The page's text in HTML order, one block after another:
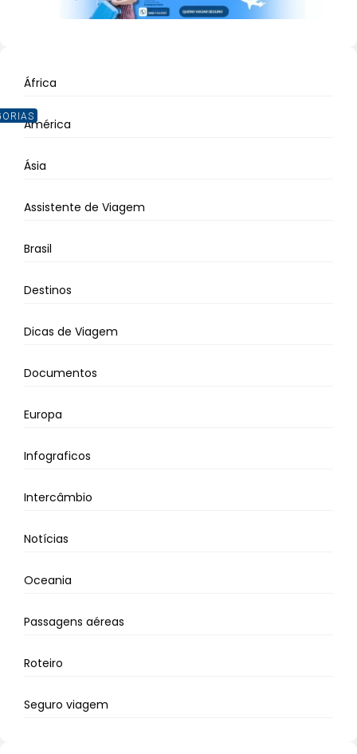
África
América
Ásia
Assistente de Viagem
Brasil
Destinos
Dicas de Viagem
Documentos
Europa
Infograficos
Intercâmbio
Notícias
Oceania
Passagens aéreas
Roteiro
Seguro viagem